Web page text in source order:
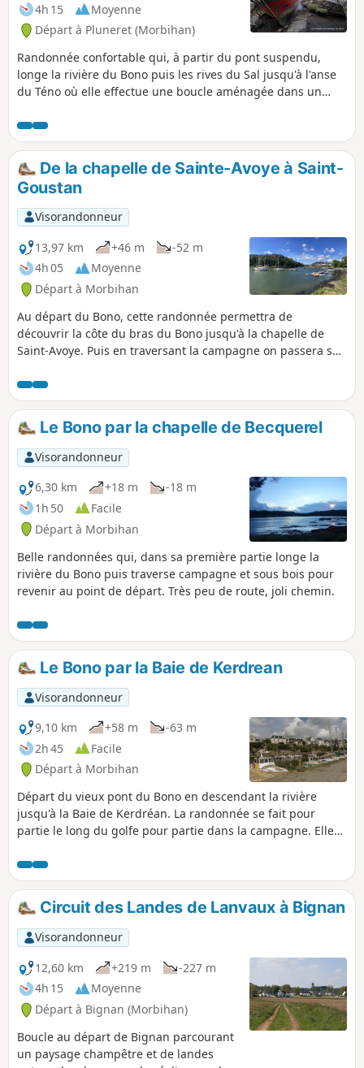
4h 15
Moyenne
Départ à Pluneret (Morbihan)
Randonnée confortable qui, à partir du pont suspendu,
longe la rivière du Bono puis les rives du Sal jusqu'à l'anse
du Téno où elle effectue une boucle aménagée dans un
accessibles par un platelage sur quelques centaines de
mètres. Un aménagement permet d'observer et
comprendre cet habitat naturel qui abrite nombre
d'espèces végétales et animales rares. Le retour par Sainte-
Avoye permet de visiter une belle chapelle du XVIème
siècle.
De la chapelle de Sainte-Avoye à Saint-
Goustan
Visorandonneur
13,97 km
+46 m
-52 m
4h 05
Moyenne
Départ à Morbihan
Au départ du Bono, cette randonnée permettra de
découvrir la côte du bras du Bono jusqu'à la chapelle de
Saint-Avoye. Puis en traversant la campagne on passera sur
route et joli chemin le long des 2 rivières (coté droit du
golfe du Morbihan).Message de la modération : itinéraire
modifié le 21/06/2023 à partir de 5 pour suivre le GR®® et
éviter le contournement du lycée Kerplouz qui est privé
(clôture mis en place).
Le Bono par la chapelle de Becquerel
Visorandonneur
6,30 km
+18 m
-18 m
1h 50
Facile
Départ à Morbihan
Belle randonnées qui, dans sa première partie longe la
rivière du Bono puis traverse campagne et sous bois pour
revenir au point de départ. Très peu de route, joli chemin.
Le Bono par la Baie de Kerdrean
Visorandonneur
9,10 km
+58 m
-63 m
2h 45
Facile
Départ à Morbihan
Départ du vieux pont du Bono en descendant la rivière
jusqu'à la Baie de Kerdréan. La randonnée se fait pour
partie le long du golfe pour partie dans la campagne. Elle
de longer à mi parcours le Manoir de Kerdréan.
Circuit des Landes de Lanvaux à Bignan
Visorandonneur
12,60 km
+219 m
-227 m
4h 15
Moyenne
Départ à Bignan (Morbihan)
Boucle au départ de Bignan parcourant
un paysage champêtre et de landes